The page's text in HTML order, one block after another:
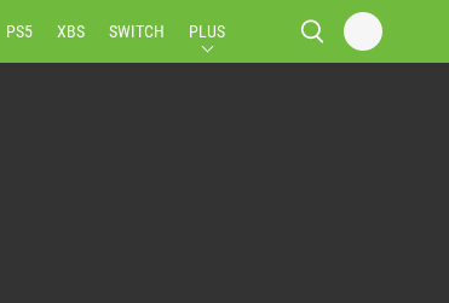
PS5 XBS SWITCH PLUS